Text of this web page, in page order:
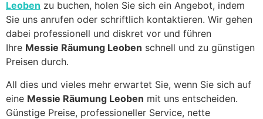
Leoben zu buchen, holen Sie sich ein Angebot, indem
Sie uns anrufen oder schriftlich kontaktieren. Wir gehen
dabei professionell und diskret vor und führen
Ihre Messie Räumung Leoben schnell und zu günstigen
Preisen durch.
All dies und vieles mehr erwartet Sie, wenn Sie sich auf
eine Messie Räumung Leoben mit uns entscheiden.
Günstige Preise, professioneller Service, nette